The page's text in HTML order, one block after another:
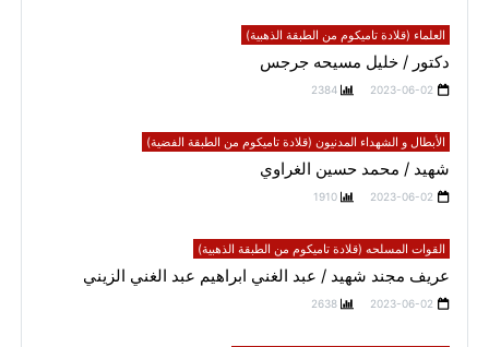
العلماء (قلادة تاميكوم من الطبقة الذهبية)
دكتور / خليل مسيحه جرجس
2023-06-02
2384
الأبطال و الشهداء المدنيون (قلادة تاميكوم من الطبقة الفضية)
شهيد / محمد حسين الغراوي
2023-06-02
1910
القوات المسلحه (قلادة تاميكوم من الطبقة الذهبية)
عريف مجند شهيد / عبد الغني ابراهيم عبد الغني الزيني
2023-06-02
2638